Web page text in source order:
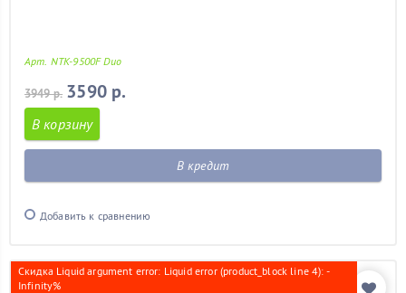
Арт. NTK-9500F Duo
3949 р. 3590 р.
В корзину
В кредит
Добавить к сравнению
Скидка Liquid argument error: Liquid error (product_block line 4): -
Infinity%